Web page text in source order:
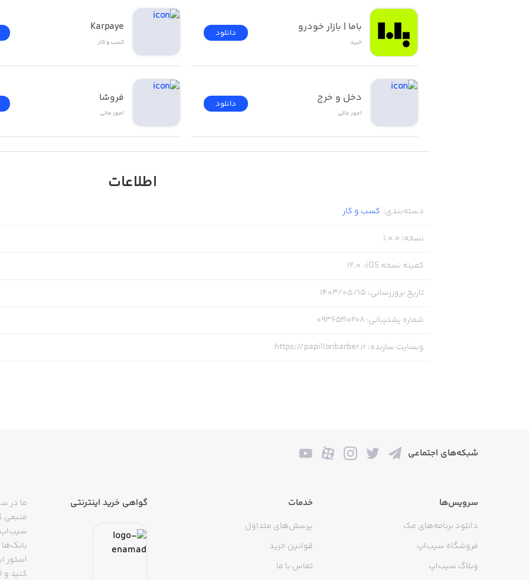
باما | بازار خودرو
خرید
دانلود
دخل و خرج
امور ‌مالی
دانلود
Karpaye
کسب‌ و ‌کار
فروشا
امور ‌مالی
اطلاعات
دسته‌بندی: کسب‌ و ‌کار
نسخه:
1.0.0
کمینه نسخه iOS :
12.0
تاریخ بروزرسانی: ۱۴۰۳/۰۵/۱۵
شماره پشتیبانی:
09365210208
وبسایت سازنده:
https://papillonbarber.ir
شبکه‌های اجتماعی
سرویس‌ها
دانلود برنامه‌های مک
فروشگاه سیب‌اپ
وبلاگ سیب‌اپ
خدمات
پرسش‌های متداول
قوانین خرید
تماس با ما
گواهی خرید اینترنتی
ما در
منبعی
سیب‌اپ
استور